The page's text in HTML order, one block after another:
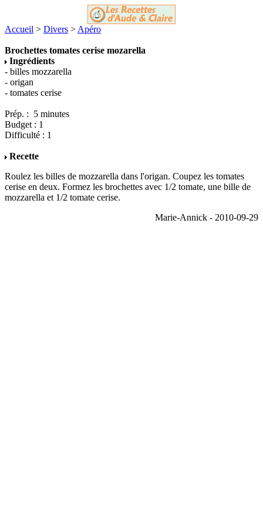
Accueil > Divers > Apéro
Brochettes tomates cerise mozarella
Ingrédients
- billes mozzarella
- origan
- tomates cerise
Prép. : 5 minutes
Budget : 1
Difficulté : 1
Recette
Roulez les billes de mozzarella dans l'origan. Coupez les tomates
cerise en deux. Formez les brochettes avec 1/2 tomate, une bille de
mozzarella et 1/2 tomate cerise.
Marie-Annick - 2010-09-29